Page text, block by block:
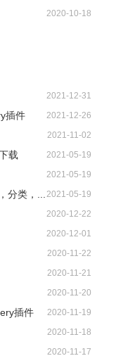
2020-10-18
2021-12-31
插件 2021-12-26
2021-11-02
载 2021-05-19
2021-05-19
分类，... 2021-05-19
2020-12-22
2020-12-01
2020-11-22
2020-11-21
2020-11-20
插件 2020-11-19
2020-11-18
2020-11-17